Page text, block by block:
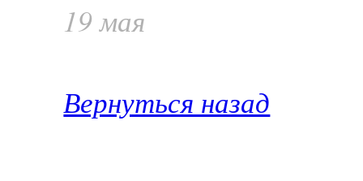
19 мая
Вернуться назад